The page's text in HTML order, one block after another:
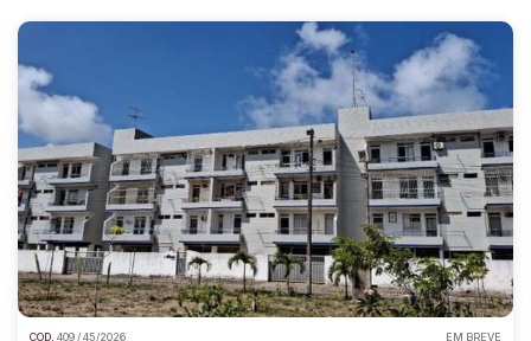
COD. 409 / 45/2026 EM BREVE